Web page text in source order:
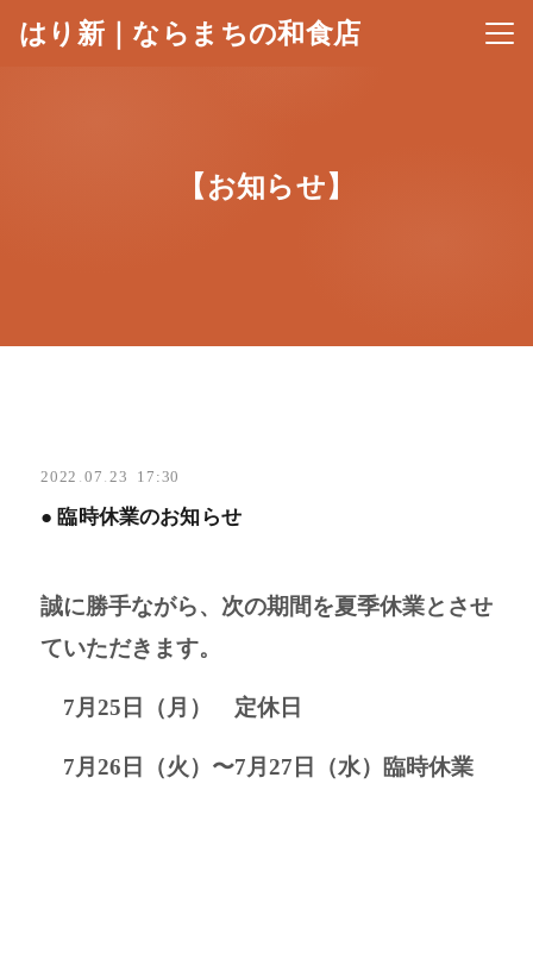
はり新｜ならまちの和食店 メニ
【お知らせ】
2022 . 07 . 23 17:30
● 臨時休業のお知らせ
誠に勝手ながら、次の期間を夏季休業とさせ
ていただきます。
7月25日（月） 定休日
7月26日（火）〜7月27日（水）臨時休業